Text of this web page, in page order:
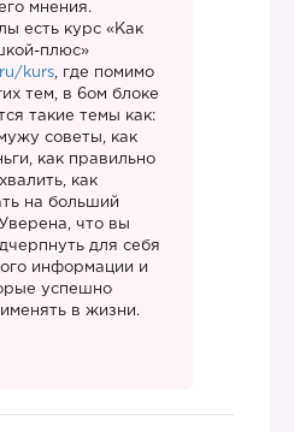
мнения.
есть курс «Как
плюс»
kurs , где помимо
тем, в 6ом блоке
такие темы как:
советы, как
как правильно
как
на больший
что вы
для себя
информации и
успешно
в жизни.